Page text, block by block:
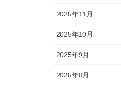
2025年11月
2025年10月
2025年9月
2025年8月